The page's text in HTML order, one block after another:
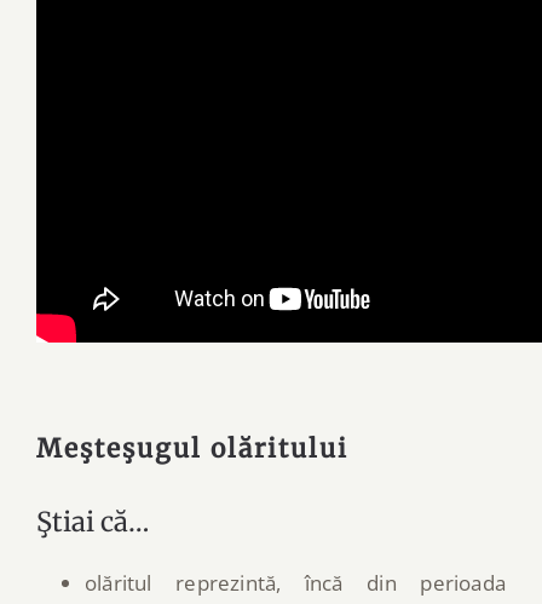
Meşteşugul olăritului
Ştiai că…
olăritul reprezintă, încă din perioada